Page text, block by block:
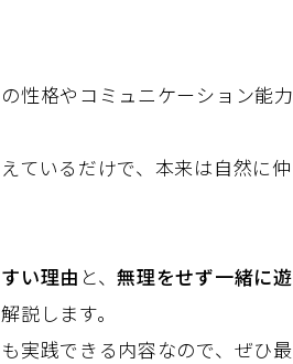
性格やコミュニケーション能力
ているだけで、本来は自然に仲
い理由 と、無理をせず一緒に遊
説します。
実践できる内容なので、ぜひ最